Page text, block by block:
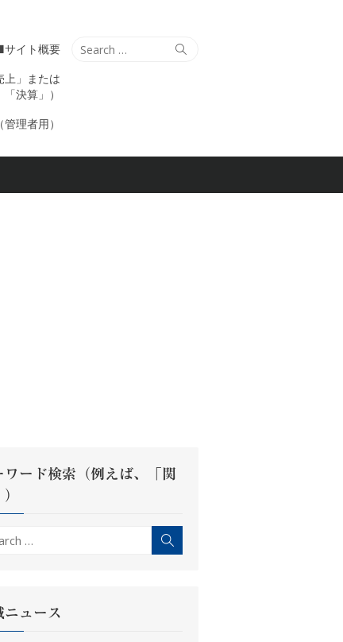
Search
Search
イト概要
」または
「決算」）
理者用）
ワード検索（例えば、「関
ニュース